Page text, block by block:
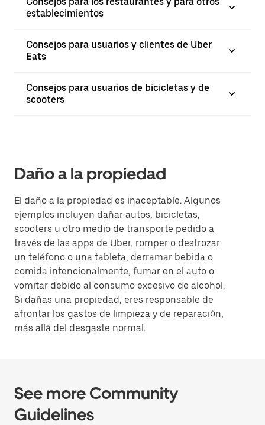
establecimientos
Consejos para usuarios y clientes de Uber
Eats
Consejos para usuarios de bicicletas y de
scooters
Daño a la propiedad
El daño a la propiedad es inaceptable. Algunos
ejemplos incluyen dañar autos, bicicletas,
scooters u otro medio de transporte pedido a
través de las apps de Uber, romper o destrozar
un teléfono o una tableta, derramar bebida o
comida intencionalmente, fumar en el auto o
vomitar debido al consumo excesivo de alcohol.
Si dañas una propiedad, eres responsable de
afrontar los gastos de limpieza y de reparación,
más allá del desgaste normal.
See more Community
Guidelines